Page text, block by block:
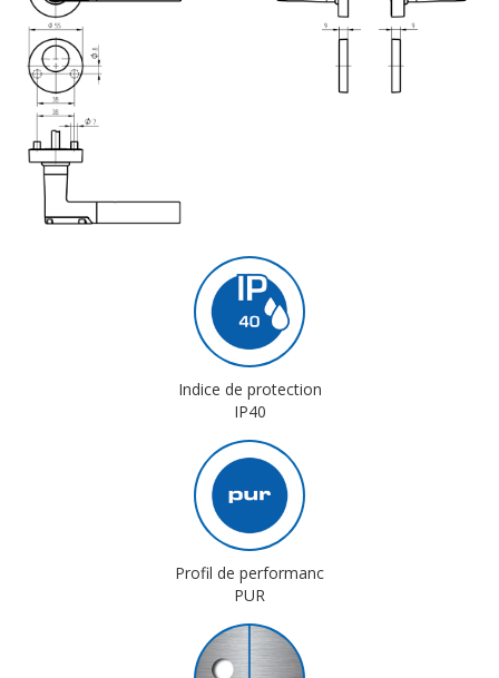
Indice de protection
IP40
Profil de performanc
PUR